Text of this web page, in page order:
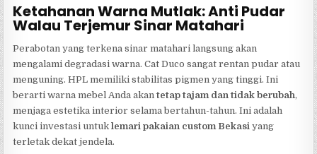
Ketahanan Warna Mutlak: Anti Pudar
Walau Terjemur Sinar Matahari
Perabotan yang terkena sinar matahari langsung akan
mengalami degradasi warna. Cat Duco sangat rentan pudar atau
menguning. HPL memiliki stabilitas pigmen yang tinggi. Ini
berarti warna mebel Anda akantetap tajam dan tidak berubah,
menjaga estetika interior selama bertahun-tahun. Ini adalah
kunci investasi untuklemari pakaian custom Bekasi yang
terletak dekat jendela.